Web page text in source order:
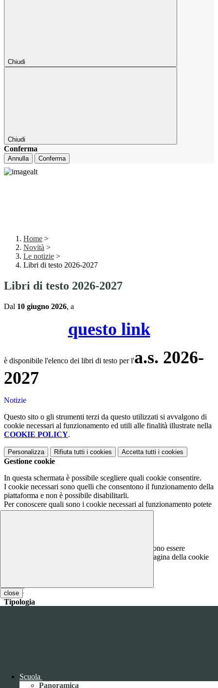
Chiudi
Chiudi
Conferma
Annulla Conferma
close
Scuola
Panoramica
Home >
Novità >
Le notizie >
Libri di testo 2026-2027
Libri di testo 2026-2027
Dal 10 giugno 2026, a
questo link
è disponibile l'elenco dei libri di testo per l'a.s. 2026-
2027
Notizie
Questo sito o gli strumenti terzi da questo utilizzati si avvalgono di
cookie necessari al funzionamento ed utili alle finalità illustrate nella
COOKIE POLICY.
Personalizza Rifiuta tutti i cookies Accetta tutti i cookies
Gestione cookie
In questa schermata è possibile scegliere quali cookie consentire.
I cookie necessari sono quelli che consentono il funzionamento della
piattaforma e non è possibile disabilitarli.
Per conoscere quali sono i cookie necessari al funzionamento potete
visionare laCOOKIE POLICY.
I cookie necessari per il funzionamento non possono essere
disabilitati. È possibile consultare l'elenco nella pagina della cookie
Nome
Tipologia
traccia delle visualizzazioni dei video incorporati.
Durata:Sessione